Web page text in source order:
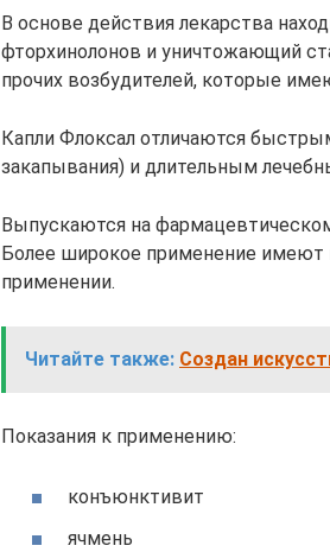
В основе действия лекарства
фторхинолонов и уничтожающий
прочих возбудителей, которые
Капли Флоксал отличаются
закапывания) и длительным
Выпускаются на
Более широкое применение имеют
применении.
Читайте также: Создан
Показания к применению:
конъюнктивит
ячмень